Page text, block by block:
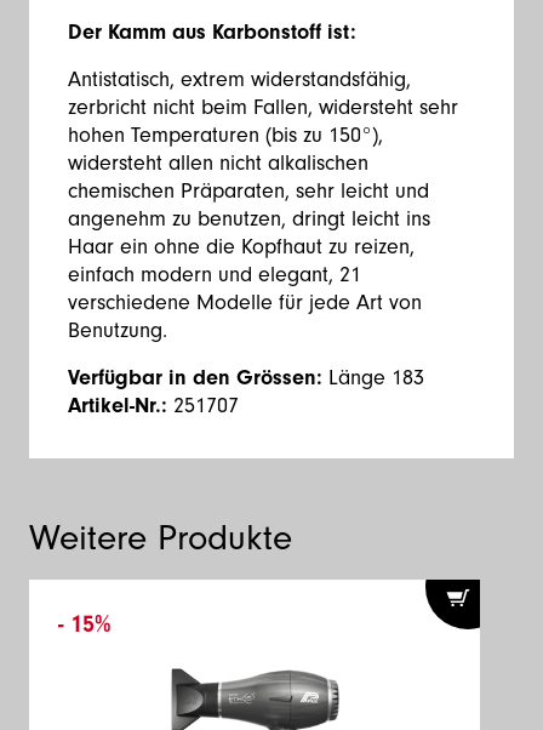
Der Kamm aus Karbonstoff ist:
Antistatisch, extrem widerstandsfähig,
zerbricht nicht beim Fallen, widersteht sehr
hohen Temperaturen (bis zu 150°),
widersteht allen nicht alkalischen
chemischen Präparaten, sehr leicht und
angenehm zu benutzen, dringt leicht ins
Haar ein ohne die Kopfhaut zu reizen,
einfach modern und elegant, 21
verschiedene Modelle für jede Art von
Benutzung.
Verfügbar in den Grössen: Länge 183
Artikel-Nr.: 251707
Weitere Produkte
- 15%